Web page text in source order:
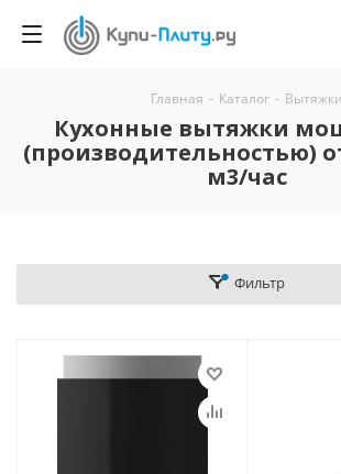
Главная - Каталог - Вытяжки
Кухонные вытяжки
(производительностью)
м3/час
Фильтр